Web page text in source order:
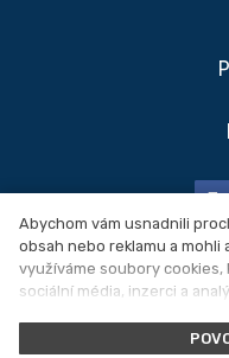
O
Ochrana osobních údajů
Abychom vám usnadnili
obsah nebo reklamu a
využíváme soubory
sociální média, inzerci a
Podrobnější informace